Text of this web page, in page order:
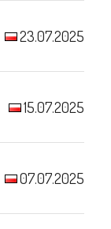
23.07.2025
15.07.2025
07.07.2025